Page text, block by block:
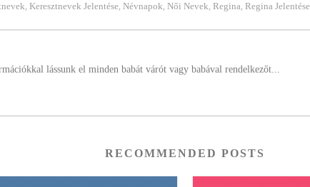
, Keresztnevek Jelentése, Névnapok, Női Nevek, Regina, Regina Jelentése
lássunk el minden babát várót vagy babával rendelkezőt...
RECOMMENDED POSTS